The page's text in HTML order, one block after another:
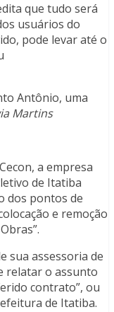
que tudo será
usuários do
pode levar até o
Antônio, uma
Martins
a empresa
de Itatiba
dos pontos de
e remoção
sua assessoria de
relatar o assunto
contrato”, ou
de Itatiba.